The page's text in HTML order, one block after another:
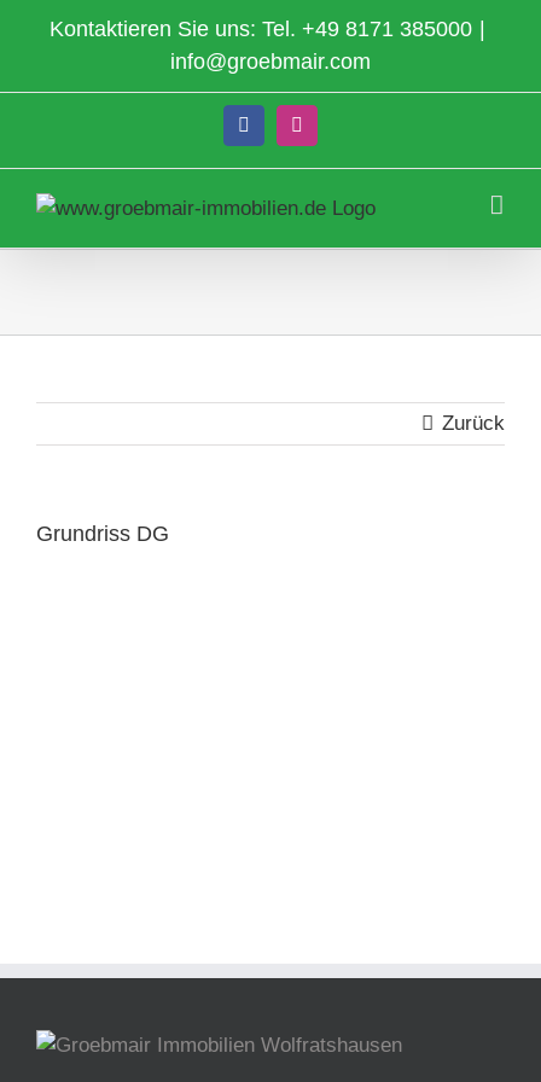
Kontaktieren Sie uns: Tel. +49 8171 385000 |
info@groebmair.com
FacebookInstagram
Zurück
Grundriss DG